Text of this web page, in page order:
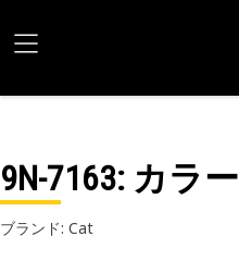
9N-7163: カラー
ブランド: Cat